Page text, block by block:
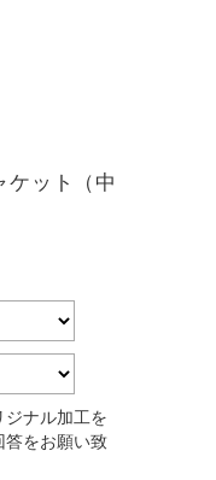
ケット（中
ジナル加工を
答をお願い致